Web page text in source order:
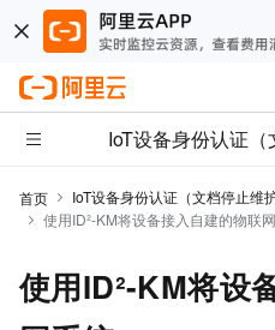
IoT设备身份认证（
首页 IoT设备身份认证（文档停止维护
使用ID²-KM将设备接入自建的物联
使用ID²-KM将设